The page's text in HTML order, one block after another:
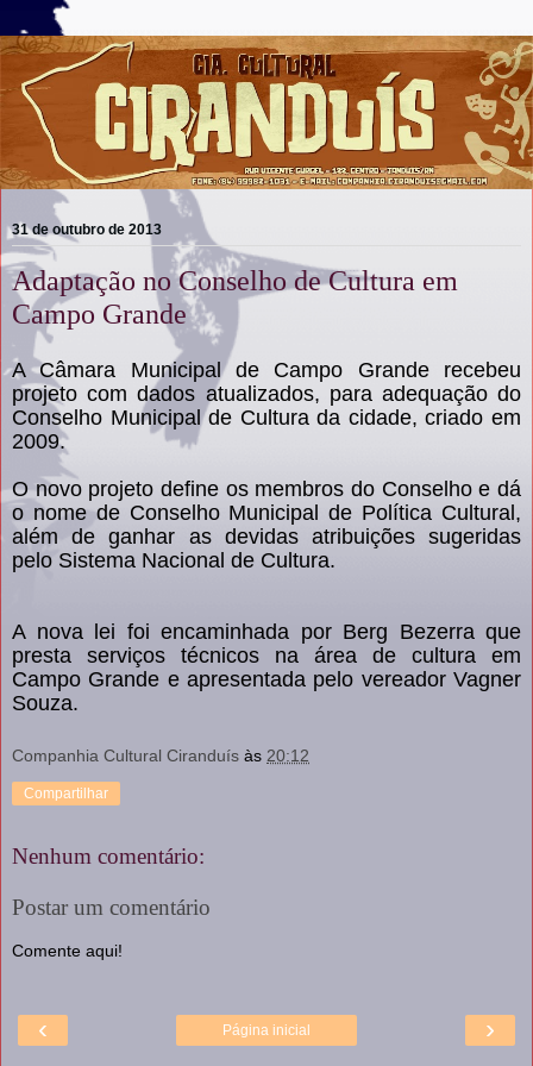
31 de outubro de 2013
Adaptação no Conselho de Cultura em
Campo Grande
A Câmara Municipal de Campo Grande recebeu
projeto com dados atualizados, para adequação do
Conselho Municipal de Cultura da cidade, criado em
2009.
O novo projeto define os membros do Conselho e dá
o nome de Conselho Municipal de Política Cultural,
além de ganhar as devidas atribuições sugeridas
pelo Sistema Nacional de Cultura.
A nova lei foi encaminhada por Berg Bezerra que
presta serviços técnicos na área de cultura em
Campo Grande e apresentada pelo vereador Vagner
Souza.
Companhia Cultural Ciranduís às 20:12
Compartilhar
Nenhum comentário:
Postar um comentário
Comente aqui!
‹ ›
Página inicial